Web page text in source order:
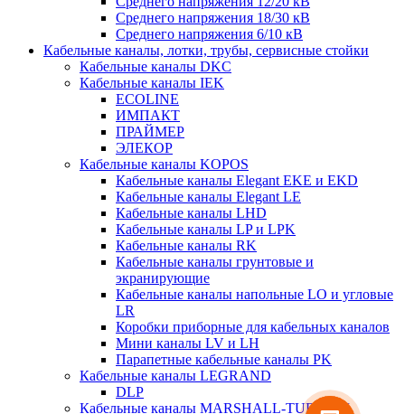
Среднего напряжения 18/30 кВ
Среднего напряжения 6/10 кВ
Кабельные каналы, лотки, трубы, сервисные стойки
Кабельные каналы DKC
Кабельные каналы IEK
ECOLINE
ИМПАКТ
ПРАЙМЕР
ЭЛЕКОР
Кабельные каналы KOPOS
Кабельные каналы Elegant EKE и EKD
Кабельные каналы Elegant LE
Кабельные каналы LHD
Кабельные каналы LP и LPK
Кабельные каналы RK
Кабельные каналы грунтовые и
экранирующие
Кабельные каналы напольные LO и угловые
LR
Коробки приборные для кабельных каналов
Мини каналы LV и LH
Парапетные кабельные каналы PK
Кабельные каналы LEGRAND
DLP
Кабельные каналы MARSHALL-TUFFLEX